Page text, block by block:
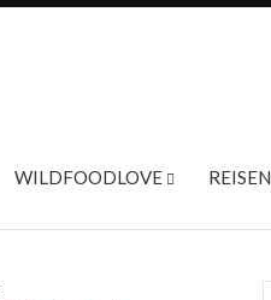
WILDFOODLOVE REISEN